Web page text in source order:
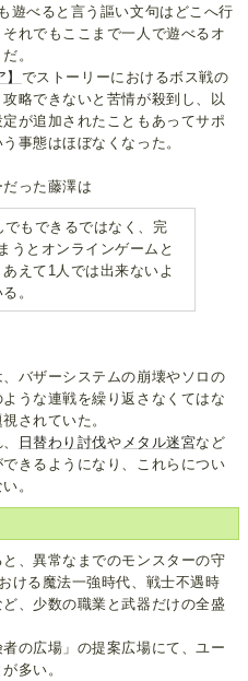
遊べると言う謳い文句はどこへ行
れでもここまで一人で遊べるオ
。
でストーリーにおけるボス戦の
略できないと苦情が殺到し、以
が追加されたこともあってサポ
事態はほぼなくなった。
った藤澤は
もできるではなく、完
うとオンラインゲームと
えて1人では出来ないよ
。
バザーシステムの崩壊やソロの
うな連戦を繰り返さなくてはな
されていた。
日替わり討伐や メタル迷宮など
きるようになり、これらについ
。
、異常なまでのモンスターの守
ける魔法一強時代、戦士不遇時
、少数の職業と武器だけの全盛
の広場」の提案広場にて、ユー
多い。